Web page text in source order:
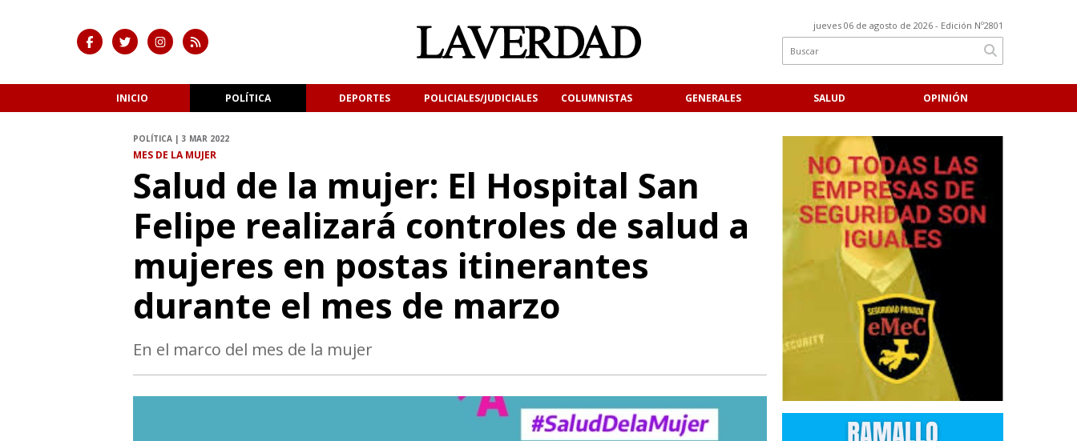
jueves 06 de agosto de 2026 - Edición Nº2801
INICIO POLÍTICA DEPORTES POLICIALES/JUDICIALES COLUMNISTAS GENERALES SALUD OPINIÓN
POLÍTICA | 3 MAR 2022
MES DE LA MUJER
Salud de la mujer: El Hospital San
Felipe realizará controles de salud a
mujeres en postas itinerantes
durante el mes de marzo
En el marco del mes de la mujer